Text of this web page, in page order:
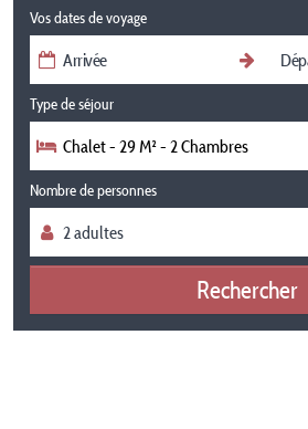
Vos dates de voyage
Type de séjour
Chalet - 29 M² - 2 Chambres
Nombre de personnes
Rechercher